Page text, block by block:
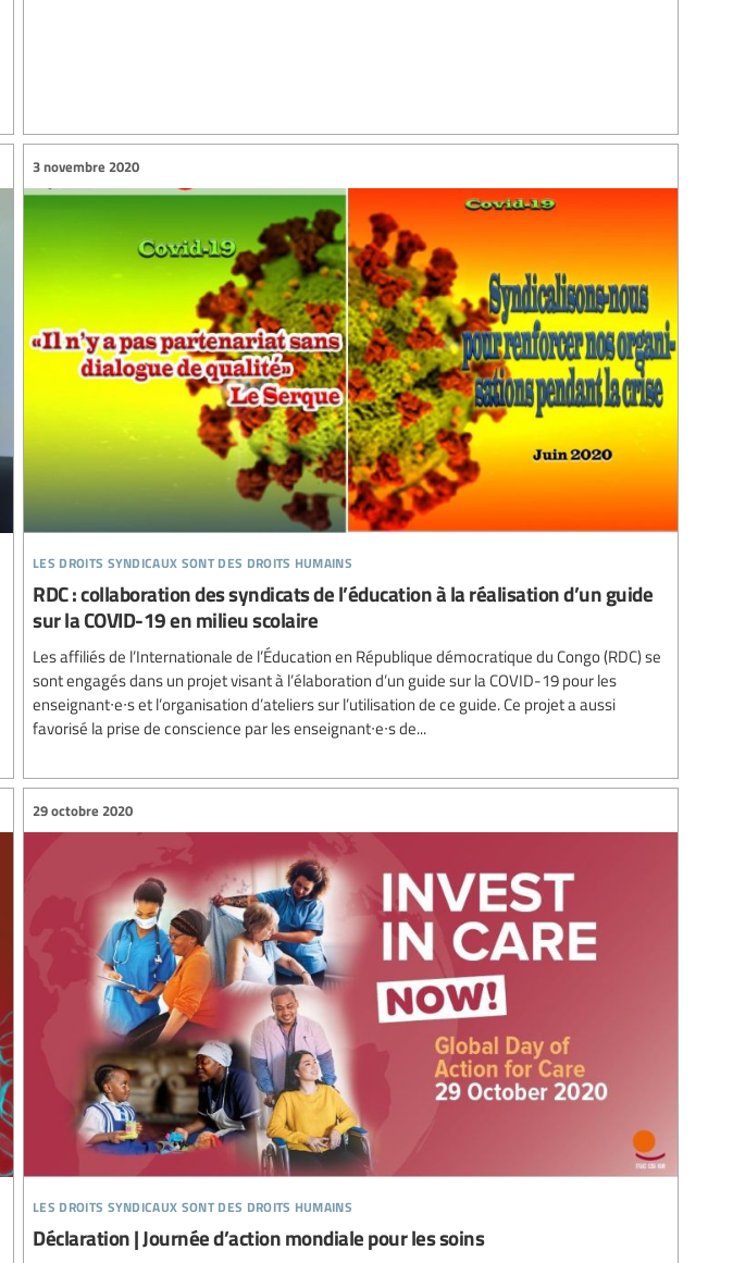
les droits syndicaux sont des droits humains
3 novembre 2020
RDC : collaboration des syndicats de l’éducation à la réalisation d’un guide
sur la COVID-19 en milieu scolaire
Les affiliés de l’Internationale de l’Éducation en République démocratique du Congo (RDC) se
sont engagés dans un projet visant à l’élaboration d’un guide sur la COVID-19 pour les
enseignant∙e∙s et l’organisation d’ateliers sur l’utilisation de ce guide. Ce projet a aussi
favorisé la prise de conscience par les enseignant∙e∙s de...
les droits syndicaux sont des droits humains
29 octobre 2020
Déclaration | Journée d’action mondiale pour les soins